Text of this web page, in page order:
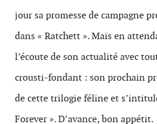
jour sa promesse de campagne
dans « Ratchett ». Mais en
l’écoute de son actualité avec
crousti-fondant : son prochain
de cette trilogie féline et
Forever ». D’avance, bon appétit.